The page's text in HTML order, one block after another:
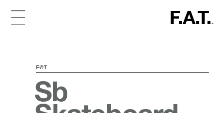
F@T
Sb